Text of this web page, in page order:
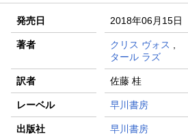
発売日 2018年06月15日
著者 クリス ヴォス
タール ラズ
訳者 佐藤 桂
レーベル 早川書房
出版社 早川書房